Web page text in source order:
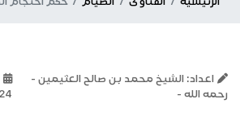
اعداد: الشيخ محمد بن صالح العثيمين -
رحمه الله -